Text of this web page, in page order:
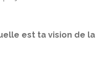
est ta vision de la